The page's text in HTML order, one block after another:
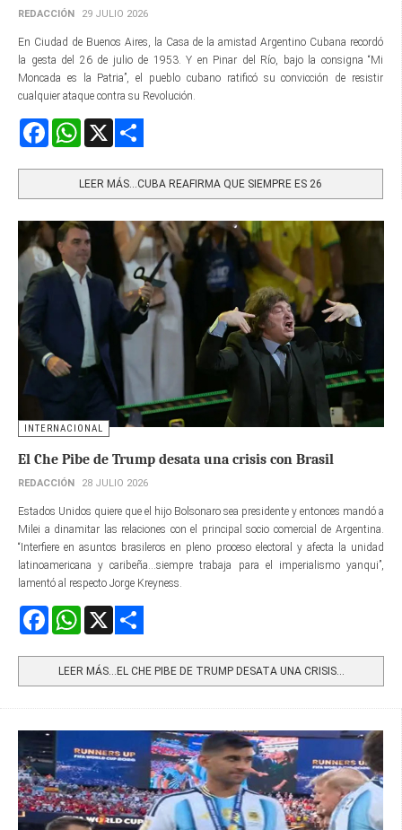
REDACCIÓN 29 JULIO 2026
En Ciudad de Buenos Aires, la Casa de la amistad Argentino Cubana recordó
la gesta del 26 de julio de 1953. Y en Pinar del Río, bajo la consigna “Mi
Moncada es la Patria”, el pueblo cubano ratificó su convicción de resistir
cualquier ataque contra su Revolución.
FacebookWhatsApp
LEER MÁS…CUBA REAFIRMA QUE SIEMPRE ES 26
INTERNACIONAL
El Che Pibe de Trump desata una crisis con Brasil
REDACCIÓN 28 JULIO 2026
Estados Unidos quiere que el hijo Bolsonaro sea presidente y entonces mandó a
Milei a dinamitar las relaciones con el principal socio comercial de Argentina.
“Interfiere en asuntos brasileros en pleno proceso electoral y afecta la unidad
latinoamericana y caribeña...siempre trabaja para el imperialismo yanqui”,
lamentó al respecto Jorge Kreyness.
FacebookWhatsApp
LEER MÁS…EL CHE PIBE DE TRUMP DESATA UNA CRISIS...